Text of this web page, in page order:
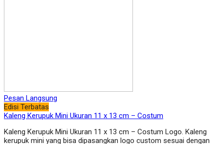
Pesan Langsung
Edisi Terbatas
Kaleng Kerupuk Mini Ukuran 11 x 13 cm – Costum
Kaleng Kerupuk Mini Ukuran 11 x 13 cm – Costum Logo. Kaleng
kerupuk mini yang bisa dipasangkan logo custom sesuai dengan